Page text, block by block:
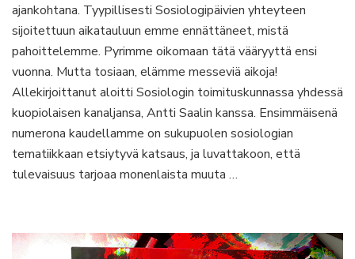
ajankohtana. Tyypillisesti Sosiologipäivien yhteyteen
sijoitettuun aikatauluun emme ennättäneet, mistä
pahoittelemme. Pyrimme oikomaan tätä vääryyttä ensi
vuonna. Mutta tosiaan, elämme messeviä aikoja!
Allekirjoittanut aloitti Sosiologin toimituskunnassa yhdessä
kuopiolaisen kanaljansa, Antti Saalin kanssa. Ensimmäisenä
numerona kaudellamme on sukupuolen sosiologian
tematiikkaan etsiytyvä katsaus, ja luvattakoon, että
tulevaisuus tarjoaa monenlaista muuta …